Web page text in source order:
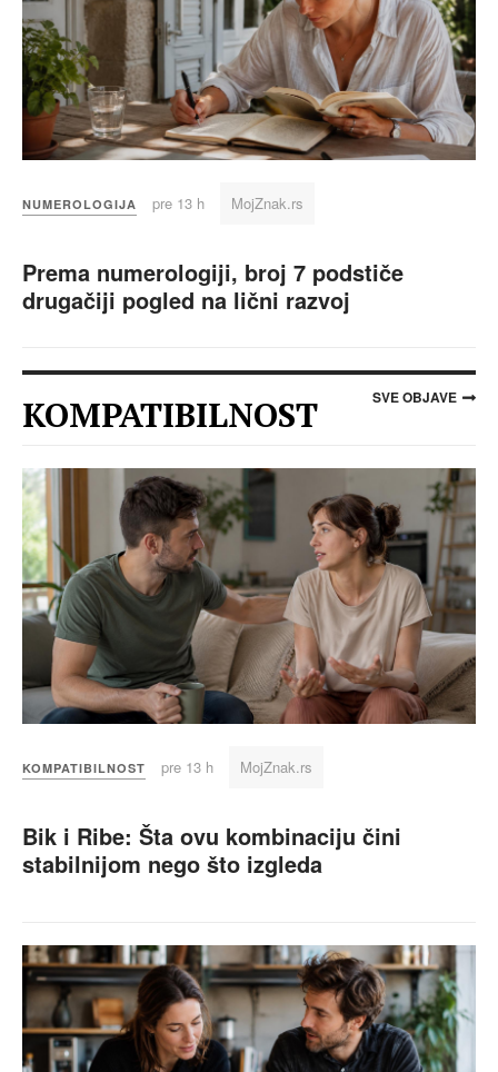
NUMEROLOGIJA pre 13 h MojZnak.rs
Prema numerologiji, broj 7 podstiče
drugačiji pogled na lični razvoj
KOMPATIBILNOST SVE OBJAVE
KOMPATIBILNOST pre 13 h MojZnak.rs
Bik i Ribe: Šta ovu kombinaciju čini
stabilnijom nego što izgleda